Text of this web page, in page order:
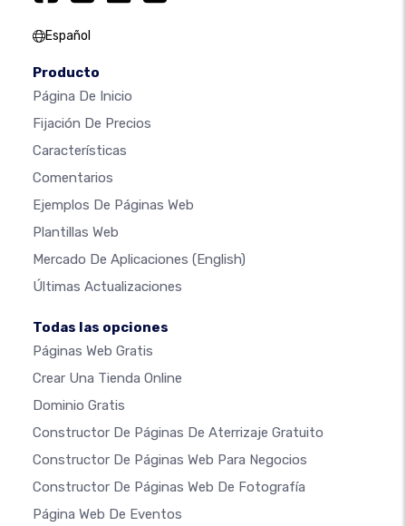
Español
Producto
Página De Inicio
Fijación De Precios
Características
Comentarios
Ejemplos De Páginas Web
Plantillas Web
Mercado De Aplicaciones (English)
Últimas Actualizaciones
Todas las opciones
Páginas Web Gratis
Crear Una Tienda Online
Dominio Gratis
Constructor De Páginas De Aterrizaje Gratuito
Constructor De Páginas Web Para Negocios
Constructor De Páginas Web De Fotografía
Página Web De Eventos